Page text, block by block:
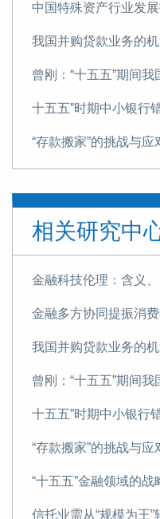
中国特殊资产行业发展
我国并购贷款业务的
“存款搬家”的挑战与应
信托业需从“规模为王”
探索非银机构流动性
【专家观点】回归本
科技金融产品“浅创新”
相关研究中
金融科技伦理：含义
金融多方协同提振消费
我国并购贷款业务的
“存款搬家”的挑战与应
“十五五”金融领域的
信托业需从“规模为王”